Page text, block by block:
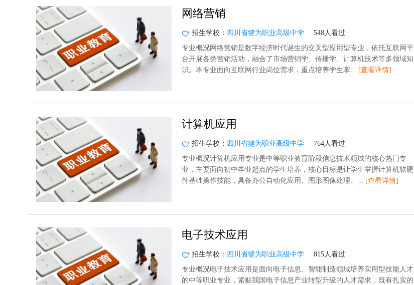
网络营销
招生学校： 四川省犍为职业高级中学
548人看过
专业概况网络营销是数字经济时代诞生的交叉型应用型专业，依托互联网平
台开展各类营销活动，融合了市场营销学、传播学、计算机技术等多领域知
识。本专业面向互联网行业岗位需求，重点培养学生掌... [查看详情]
计算机应用
招生学校： 四川省犍为职业高级中学
764人看过
专业概况计算机应用专业是中等职业教育阶段信息技术领域的核心热门专
业，主要面向初中毕业起点的学生培养，核心目标是让学生掌握计算机软硬
件基础操作技能，具备办公自动化应用、图形图像处理、... [查看详情]
电子技术应用
招生学校： 四川省犍为职业高级中学
815人看过
专业概况电子技术应用是面向电子信息、智能制造领域培养实用型技能人才
的中等职业专业，紧贴我国电子信息产业转型升级的人才需求，既有扎实的